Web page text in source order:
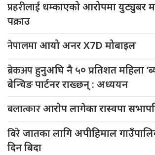
प्रहरीलाई धम्काएको आरोपमा युट्युबर
पक्राउ
नेपालमाआयो अनर X7D मोबाइल
ब्रेकअपहुनुअघि नै ५० प्रतिशत महिला
बेन्चिङ पार्टनर राख्छन् : अध्ययन
बलात्कारआरोप लागेका रास्वपा
बिरेजातका लागि अपीहिमाल
दिन बिदा